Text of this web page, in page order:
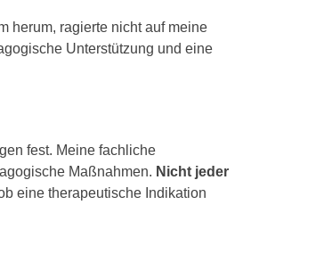
herum, ragierte nicht auf meine
Unterstützung und eine
fest. Meine fachliche
Maßnahmen. Nicht jeder
eine therapeutische Indikation